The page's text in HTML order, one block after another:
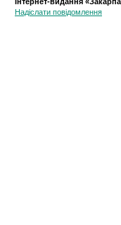
Надіслати повідомлення